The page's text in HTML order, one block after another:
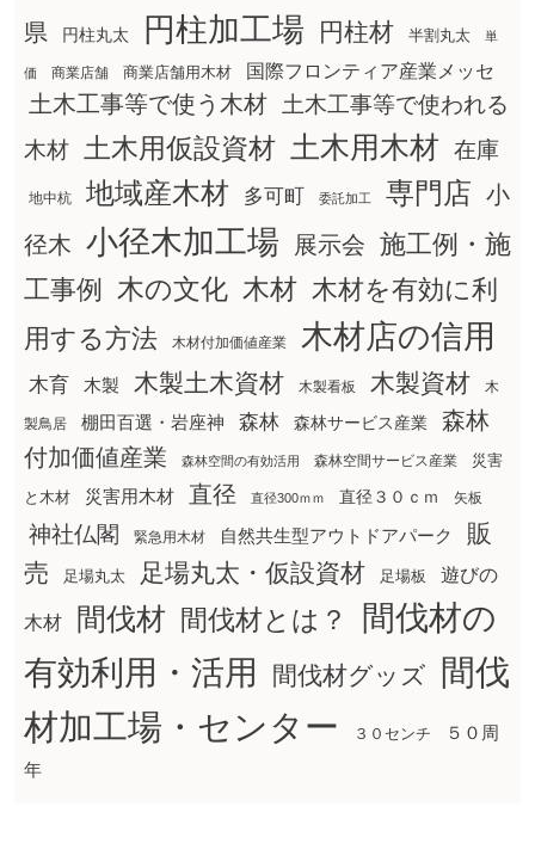
県
円柱丸太 円柱加工場 円柱材 半割丸太 単
価 商業店舗 商業店舗用木材 国際フロンティア産業メッセ
土木工事等で使う木材
土木工事等で使われる
木材
土木用仮設資材 土木用木材 在庫
地中杭 地域産木材 多可町 委託加工 専門店 小
径木 小径木加工場 展示会 施工例・施
工事例
木の文化 木材 木材を有効に利
用する方法
木材付加価値産業 木材店の信用
木育 木製 木製土木資材 木製看板 木製資材 木
製鳥居 棚田百選・岩座神 森林 森林サービス産業
森林
付加価値産業
森林空間の有効活用 森林空間サービス産業 災害
と木材 災害用木材 直径 直径300ｍｍ 直径３０ｃｍ 矢板
神社仏閣 緊急用木材 自然共生型アウトドアパーク
販
売
足場丸太 足場丸太・仮設資材 足場板 遊びの
木材 間伐材 間伐材とは？
間伐材の
有効利用・活用
間伐材グッズ
間伐
材加工場・センター
３０センチ
５０周
年